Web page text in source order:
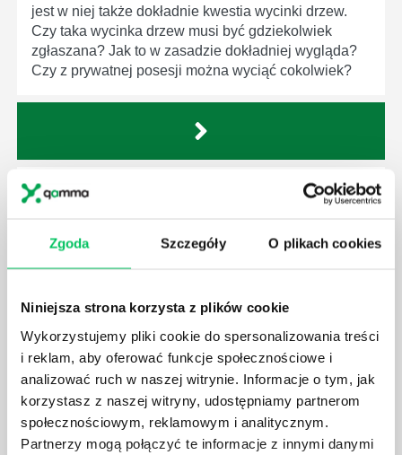
Zgoda Szczegóły O plikach cookies
Niniejsza strona korzysta z plików cookie
Wykorzystujemy pliki cookie do spersonalizowania treści
i reklam, aby oferować funkcje społecznościowe i
analizować ruch w naszej witrynie. Informacje o tym, jak
korzystasz z naszej witryny, udostępniamy partnerom
społecznościowym, reklamowym i analitycznym.
Partnerzy mogą połączyć te informacje z innymi danymi
jest w niej także dokładnie kwestia wycinki drzew.
Czy taka wycinka drzew musi być gdziekolwiek
zgłaszana? Jak to w zasadzie dokładniej wygląda?
Czy z prywatnej posesji można wyciąć cokolwiek?
KTO EGZEKWUJE PRAWO WODNE?
ustawodawstwie polskim. Na czym dokładniej ono
GDZIE MOŻEMY ZAPOZNAĆ SIĘ Z
WYMAGANIAMI NORM JAKOŚCI WYROBÓW